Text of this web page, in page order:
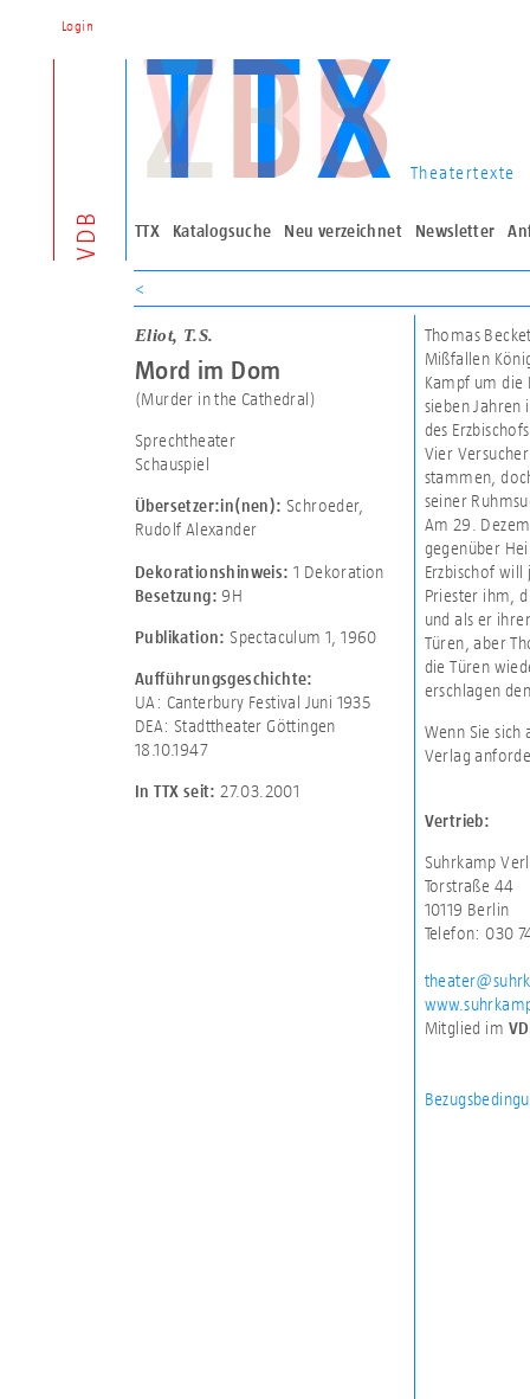
VDB
Theatertexte
TTX Katalogsuche Neu verzeichnet Newsletter
Login
<
Eliot, T.S.
Mord im Dom
(Murder in the Cathedral)
Sprechtheater
Schauspiel
Übersetzer:in(nen): Schroeder,
Rudolf Alexander
Dekorationshinweis: 1 Dekoration
Besetzung: 9H
Publikation: Spectaculum 1, 1960
Aufführungsgeschichte:
UA: Canterbury Festival Juni 1935
DEA: Stadttheater Göttingen
18.10.1947
In TTX seit: 27.03.2001
Thomas
Mißfallen
Kampf um die
sieben Jahren
des
Vier
stammen,
seiner
Am 29.
gegenüber
Erzbischof
Priester ihm,
und als er
Türen, aber
die Türen
erschlagen
Wenn Sie sich
Verlag
Vertrieb:
Suhrkamp
Torstraße 44
10119 Berlin
Telefon: 030
Mitglied im